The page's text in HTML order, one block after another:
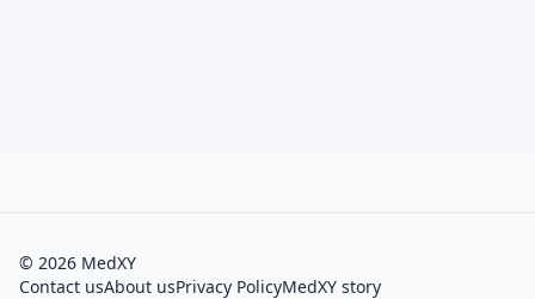
© 2026 MedXY
Contact usAbout usPrivacy PolicyMedXY story